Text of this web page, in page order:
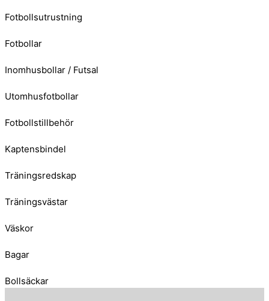
Fotbollsutrustning
Fotbollar
Inomhusbollar / Futsal
Utomhusfotbollar
Fotbollstillbehör
Kaptensbindel
Träningsredskap
Träningsvästar
Väskor
Bagar
Bollsäckar